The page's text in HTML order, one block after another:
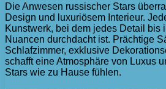
Die Anwesen russischer Stars
Design und luxuriösem Interieur.
Kunstwerk, bei dem jedes Detail bis
Nuancen durchdacht ist. Prächtige
Schlafzimmer, exklusive
schafft eine Atmosphäre von Luxus
Stars wie zu Hause fühlen.